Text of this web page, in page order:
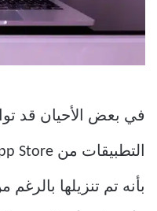
في بعض الأحيان قد
بأنه تم تنزيلها